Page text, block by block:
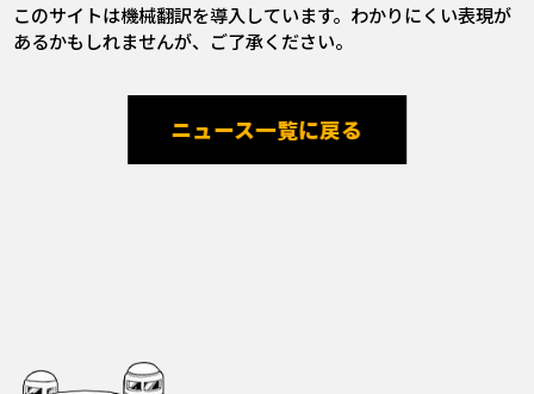
このサイトは機械翻訳を導入しています。わかりにくい表現が
あるかもしれませんが、ご了承ください。
ニュース一覧に戻る